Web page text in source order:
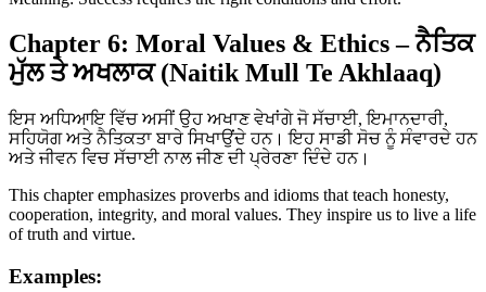
Chapter 6: Moral Values & Ethics – ਨੈਤਿਕ
ਮੁੱਲ ਤੇ ਅਖਲਾਕ (Naitik Mull Te Akhlaaq)
ਇਸ ਅਧਿਆਇ ਵਿੱਚ ਅਸੀਂ ਉਹ ਅਖਾਣ ਵੇਖਾਂਗੇ ਜੋ ਸੱਚਾਈ, ਇਮਾਨਦਾਰੀ,
ਸਹਿਯੋਗ ਅਤੇ ਨੈਤਿਕਤਾ ਬਾਰੇ ਸਿਖਾਉਂਦੇ ਹਨ। ਇਹ ਸਾਡੀ ਸੋਚ ਨੂੰ ਸੰਵਾਰਦੇ ਹਨ
ਅਤੇ ਜੀਵਨ ਵਿਚ ਸੱਚਾਈ ਨਾਲ ਜੀਣ ਦੀ ਪ੍ਰੇਰਣਾ ਦਿੰਦੇ ਹਨ।
This chapter emphasizes proverbs and idioms that teach honesty,
cooperation, integrity, and moral values. They inspire us to live a life
of truth and virtue.
Examples: